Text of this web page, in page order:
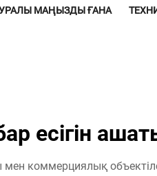
МАҢЫЗДЫ ҒАНА
есігін
коммерциялық